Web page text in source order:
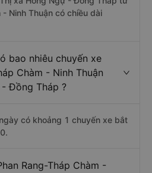
- Ninh Thuận có chiều dài
bao nhiêu chuyến xe
Chàm - Ninh Thuận
Đồng Tháp ?
có khoảng 1 chuyến xe bắt
Rang-Tháp Chàm -